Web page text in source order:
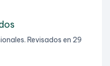
Revisados en 29